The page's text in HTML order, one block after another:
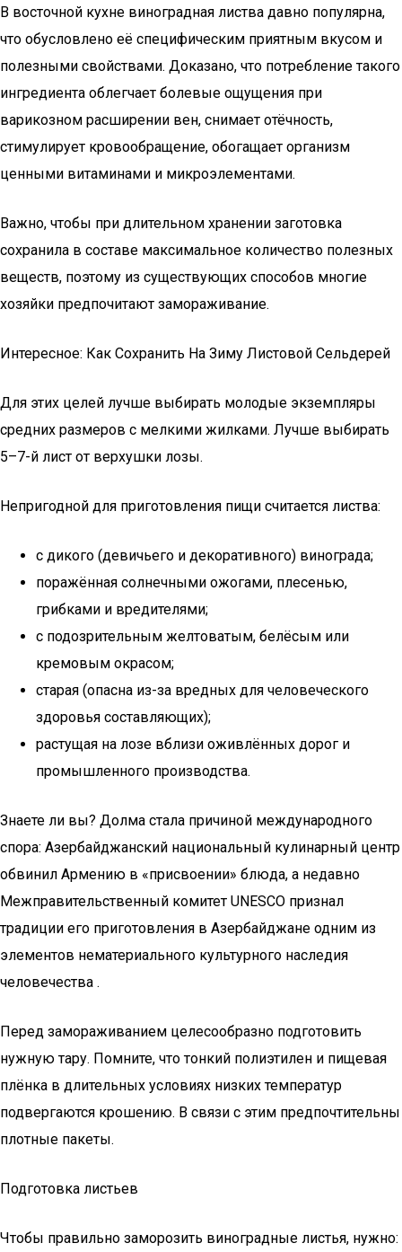
В восточной кухне виноградная листва давно популярна,
что обусловлено её специфическим приятным вкусом и
полезными свойствами. Доказано, что потребление такого
ингредиента облегчает болевые ощущения при
варикозном расширении вен, снимает отёчность,
стимулирует кровообращение, обогащает организм
ценными витаминами и микроэлементами.
Важно, чтобы при длительном хранении заготовка
сохранила в составе максимальное количество полезных
веществ, поэтому из существующих способов многие
хозяйки предпочитают замораживание.
Интересное: Как Сохранить На Зиму Листовой Сельдерей
Для этих целей лучше выбирать молодые экземпляры
средних размеров с мелкими жилками. Лучше выбирать
5–7-й лист от верхушки лозы.
Непригодной для приготовления пищи считается листва:
с дикого (девичьего и декоративного) винограда;
поражённая солнечными ожогами, плесенью,
грибками и вредителями;
с подозрительным желтоватым, белёсым или
кремовым окрасом;
старая (опасна из-за вредных для человеческого
здоровья составляющих);
растущая на лозе вблизи оживлённых дорог и
промышленного производства.
Знаете ли вы? Долма стала причиной международного
спора: Азербайджанский национальный кулинарный центр
обвинил Армению в «присвоении» блюда, а недавно
Межправительственный комитет UNESCO признал
традиции его приготовления в Азербайджане одним из
элементов нематериального культурного наследия
человечества .
Перед замораживанием целесообразно подготовить
нужную тару. Помните, что тонкий полиэтилен и пищевая
плёнка в длительных условиях низких температур
подвергаются крошению. В связи с этим предпочтительны
плотные пакеты.
Подготовка листьев
Чтобы правильно заморозить виноградные листья, нужно: